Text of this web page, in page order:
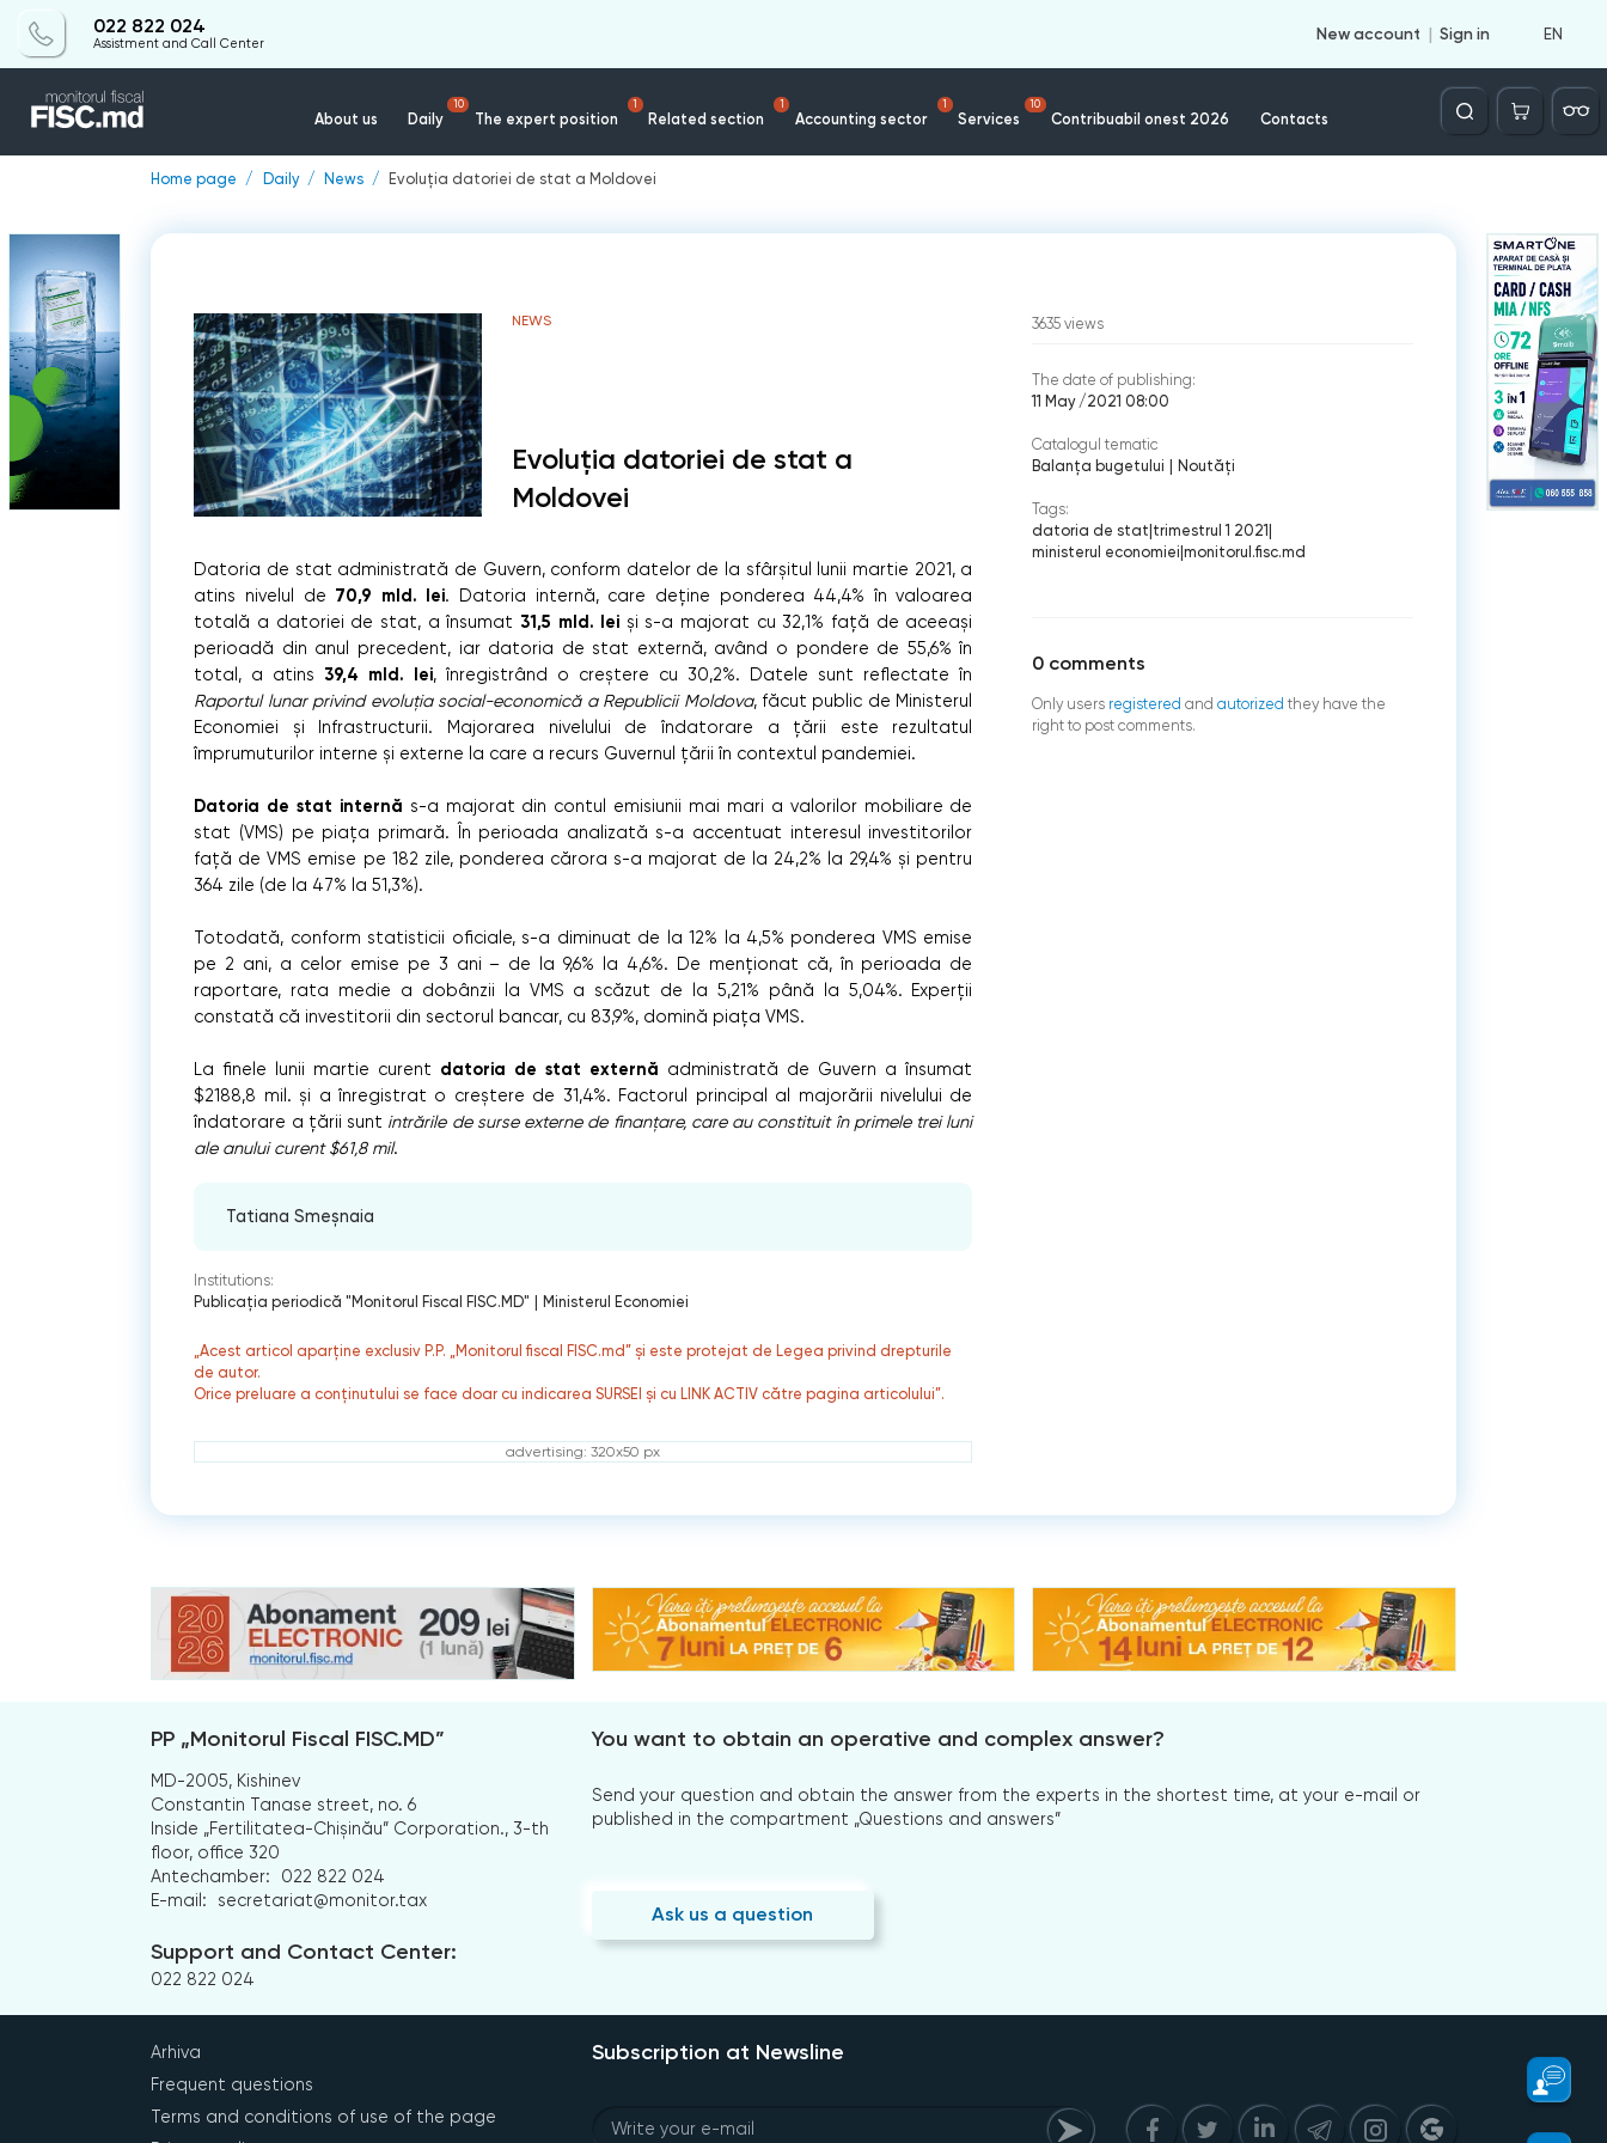
022 822 024
Assistment and Call Center
New account Sign in EN
About us Daily
10
The expert position
1
Related section
1
Accounting sector
1
Services
10
Contribuabil onest 2026 Contacts
Căutare
Home page Daily News Evoluția datoriei de stat a Moldovei
NEWS
Evoluția datoriei de stat a
Moldovei
Datoria de stat administrată de Guvern, conform datelor de la sfârșitul lunii martie 2021, a
atins nivelul de 70,9 mld. lei. Datoria internă, care deține ponderea 44,4% în valoarea
totală a datoriei de stat, a însumat 31,5 mld. lei și s-a majorat cu 32,1% față de aceeași
perioadă din anul precedent, iar datoria de stat externă, având o pondere de 55,6% în
total, a atins 39,4 mld. lei, înregistrând o creștere cu 30,2%. Datele sunt reflectate în
Raportul lunar privind evoluția social-economică a Republicii Moldova, făcut public de Ministerul
Economiei și Infrastructurii. Majorarea nivelului de îndatorare a țării este rezultatul
împrumuturilor interne și externe la care a recurs Guvernul țării în contextul pandemiei.
Datoria de stat internă s-a majorat din contul emisiunii mai mari a valorilor mobiliare de
stat (VMS) pe piața primară. În perioada analizată s-a accentuat interesul investitorilor
față de VMS emise pe 182 zile, ponderea cărora s-a majorat de la 24,2% la 29,4% și pentru
364 zile (de la 47% la 51,3%).
Totodată, conform statisticii oficiale, s-a diminuat de la 12% la 4,5% ponderea VMS emise
pe 2 ani, a celor emise pe 3 ani – de la 9,6% la 4,6%. De menționat că, în perioada de
raportare, rata medie a dobânzii la VMS a scăzut de la 5,21% până la 5,04%. Experții
constată că investitorii din sectorul bancar, cu 83,9%, domină piața VMS.
La finele lunii martie curent datoria de stat externă administrată de Guvern a însumat
$2188,8 mil. și a înregistrat o creștere de 31,4%. Factorul principal al majorării nivelului de
îndatorare a țării sunt intrările de surse externe de finanțare, care au constituit în primele trei luni
ale anului curent $61,8 mil.
Tatiana Smeșnaia
Institutions:
Publicaţia periodică "Monitorul Fiscal FISC.MD"
Ministerul Economiei
„Acest articol aparține exclusiv P.P. „Monitorul fiscal FISC.md” și este protejat de Legea privind drepturile
de autor.
Orice preluare a conținutului se face doar cu indicarea SURSEI și cu LINK ACTIV către pagina articolului”.
advertising: 320x50 px
3635 views
The date of publishing:
11 May /2021 08:00
Catalogul tematic
Balanţa bugetului
Noutăți
Tags:
datoria de stat trimestrul 1 2021
ministerul economiei monitorul.fisc.md
0 comments
Only users registered and autorized they have the
right to post comments.
PP „Monitorul Fiscal FISC.MD”
MD-2005, Kishinev
Constantin Tanase street, no. 6
Inside „Fertilitatea-Chișinău” Corporation., 3-th
floor, office 320
Antechamber:
022 822 024
E-mail:
secretariat@monitor.tax
Support and Contact Center:
022 822 024
You want to obtain an operative and complex answer?
Send your question and obtain the answer from the experts in the shortest time, at your e-mail or
published in the compartment „Questions and answers”
Ask us a question
Arhiva
Frequent questions
Terms and conditions of use of the page
Subscription at Newsline